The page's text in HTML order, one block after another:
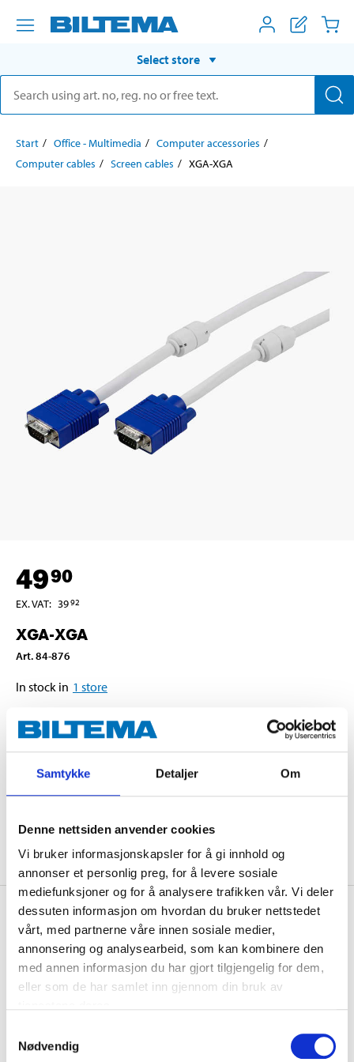
Samtykke Detaljer Om
Denne nettsiden anvender cookies
Vi bruker informasjonskapsler for å gi innhold og
annonser et personlig preg, for å levere sosiale
mediefunksjoner og for å analysere trafikken vår. Vi deler
dessuten informasjon om hvordan du bruker nettstedet
vårt, med partnerne våre innen sosiale medier,
annonsering og analysearbeid, som kan kombinere den
med annen informasjon du har gjort tilgjengelig for dem,
eller som de har samlet inn gjennom din bruk av
Nødvendig
Select store
Start Office - Multimedia
Computer accessories
Computer cables
Screen cables XGA-XGA
4990
EX. VAT: 3992
XGA-XGA
Art.84-876
In stock in 1 store
ADD TO CART
Description
XGA cable for screen resolution min. 1024x768.
ferrites. 15 pin HD. Nickel-plated. Male-Male.